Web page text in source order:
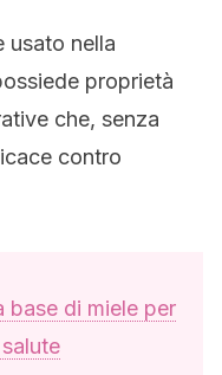
usato nella
proprietà
che, senza
contro
base di miele per